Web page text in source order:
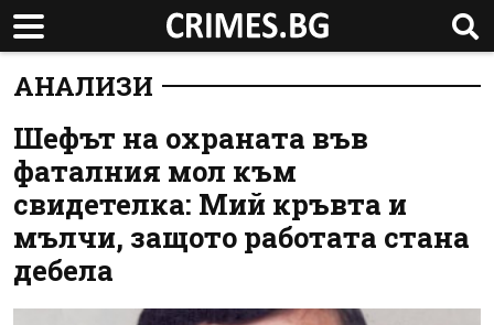
АНАЛИЗИ
Шефът на охраната във
фаталния мол към
свидетелка: Mий кръвта и
мълчи, защото работата стана
дебела